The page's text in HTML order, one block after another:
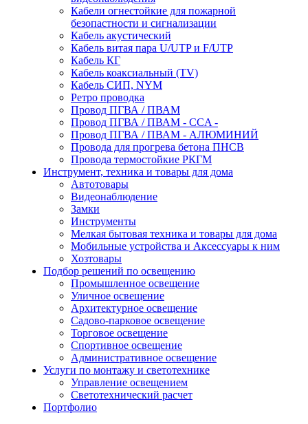
Кабели огнестойкие для пожарной
безопастности и сигнализации
Кабель акустический
Кабель витая пара U/UTP и F/UTP
Кабель КГ
Кабель коаксиальный (TV)
Кабель СИП, NYM
Ретро проводка
Провод ПГВА / ПВАМ
Провод ПГВА / ПВАМ - CCA -
Провод ПГВА / ПВАМ - АЛЮМИНИЙ
Провода для прогрева бетона ПНСВ
Провода термостойкие РКГМ
Инструмент, техника и товары для дома
Автотовары
Видеонаблюдение
Замки
Инструменты
Мелкая бытовая техника и товары для дома
Мобильные устройства и Аксессуары к ним
Хозтовары
Подбор решений по освещению
Промышленное освещение
Уличное освещение
Архитектурное освещение
Садово-парковое освещение
Торговое освещение
Спортивное освещение
Административное освещение
Услуги по монтажу и светотехнике
Управление освещением
Светотехнический расчет
Портфолио